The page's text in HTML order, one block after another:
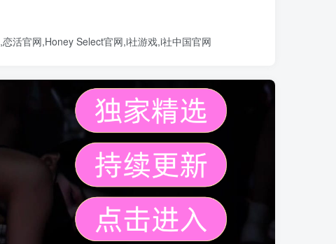
,恋活官网,Honey Select官网,i社游戏,i社中国官网